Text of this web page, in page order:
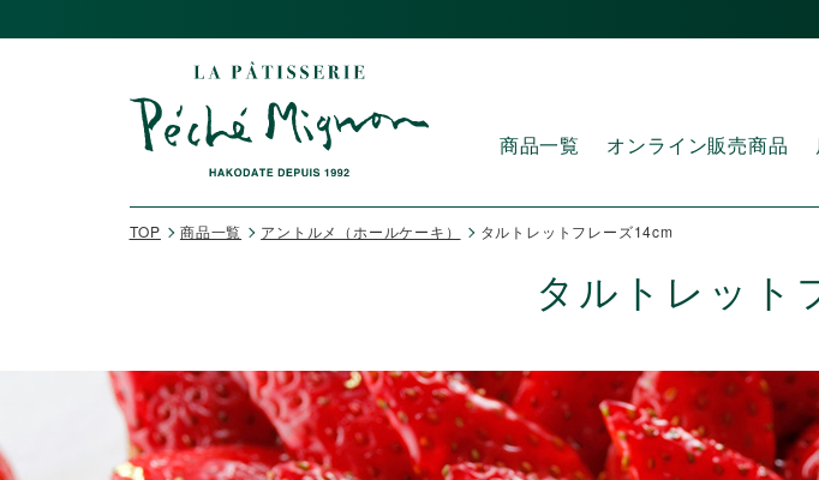
商品一覧 オンライン販売商品
TOP 商品一覧 アントルメ（ホールケーキ） タルトレットフレーズ14cm
タルトレット